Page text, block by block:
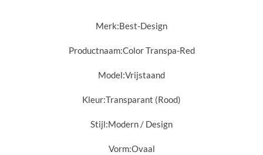
Merk:Best-Design
Productnaam:Color Transpa-Red
Model:Vrijstaand
Kleur:Transparant (Rood)
Stijl:Modern / Design
Vorm:Ovaal